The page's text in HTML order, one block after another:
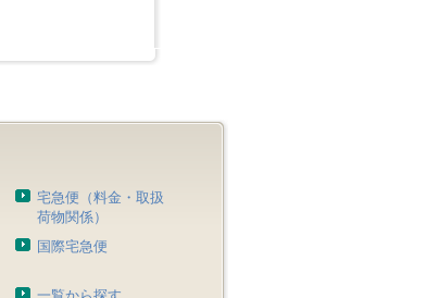
宅急便（料金・取扱
荷物関係）
国際宅急便